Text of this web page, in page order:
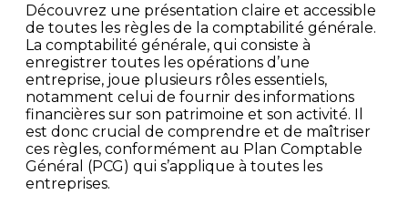
Découvrez une présentation claire et accessible
de toutes les règles de la comptabilité générale.
La comptabilité générale, qui consiste à
enregistrer toutes les opérations d’une
entreprise, joue plusieurs rôles essentiels,
notamment celui de fournir des informations
financières sur son patrimoine et son activité. Il
est donc crucial de comprendre et de maîtriser
ces règles, conformément au Plan Comptable
Général (PCG) qui s’applique à toutes les
entreprises.